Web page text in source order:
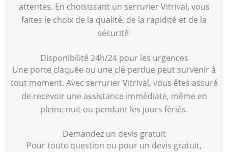
attentes. En choisissant un serrurier Vitrival, vous
faites le choix de la qualité, de la rapidité et de la
sécurité.
Disponibilité 24h/24 pour les urgences
Une porte claquée ou une clé perdue peut survenir à
tout moment. Avec serrurier Vitrival, vous êtes assuré
de recevoir une assistance immédiate, même en
pleine nuit ou pendant les jours fériés.
Demandez un devis gratuit
Pour toute question ou pour un devis gratuit,